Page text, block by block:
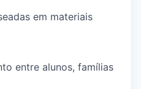
em materiais
entre alunos, famílias